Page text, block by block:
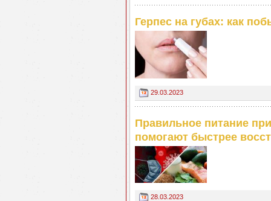
Герпес на губах: как
29.03.2023
Правильное питание
помогают быстрее
28.03.2023